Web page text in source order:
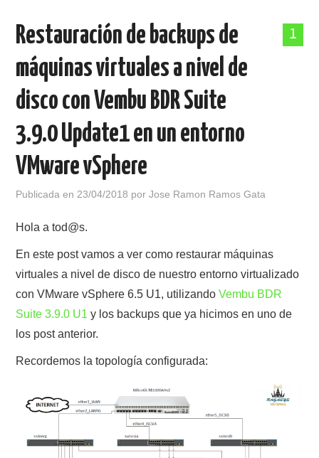
ACERCA DE
PATROCINADORES
POLÍTICA DE PRIVACIDAD
1
Restauración de backups de
máquinas virtuales a nivel de
disco con Vembu BDR Suite
3.9.0 Update1 en un entorno
VMware vSphere
Publicada en 23/04/2018 porJose Ramon Ramos Gata
Hola a tod@s.
En este post vamos a ver como restaurar máquinas
virtuales a nivel de disco de nuestro entorno virtualizado
con VMware vSphere 6.5 U1, utilizandoVembu BDR
Suite 3.9.0 U1 y los backups que ya hicimos en uno de
los post anterior.
Recordemos la topología configurada: